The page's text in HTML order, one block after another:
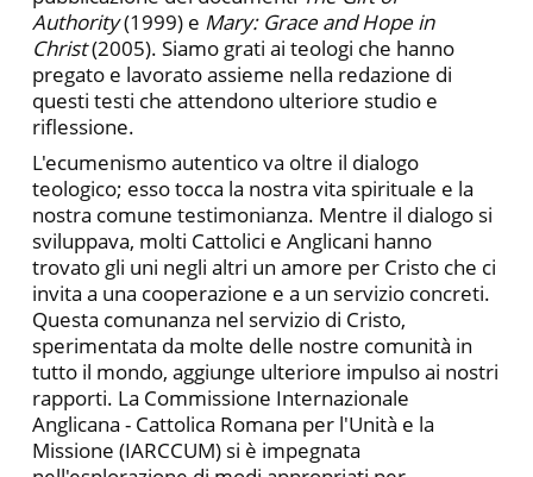
Authority(1999) e Mary: Grace and Hope in
Christ(2005). Siamo grati ai teologi che hanno
pregato e lavorato assieme nella redazione di
questi testi che attendono ulteriore studio e
riflessione.
L'ecumenismo autentico va oltre il dialogo
teologico; esso tocca la nostra vita spirituale e la
nostra comune testimonianza. Mentre il dialogo si
sviluppava, molti Cattolici e Anglicani hanno
trovato gli uni negli altri un amore per Cristo che ci
invita a una cooperazione e a un servizio concreti.
Questa comunanza nel servizio di Cristo,
sperimentata da molte delle nostre comunità in
tutto il mondo, aggiunge ulteriore impulso ai nostri
rapporti. La Commissione Internazionale
Anglicana - Cattolica Romana per l'Unità e la
Missione (IARCCUM) si è impegnata